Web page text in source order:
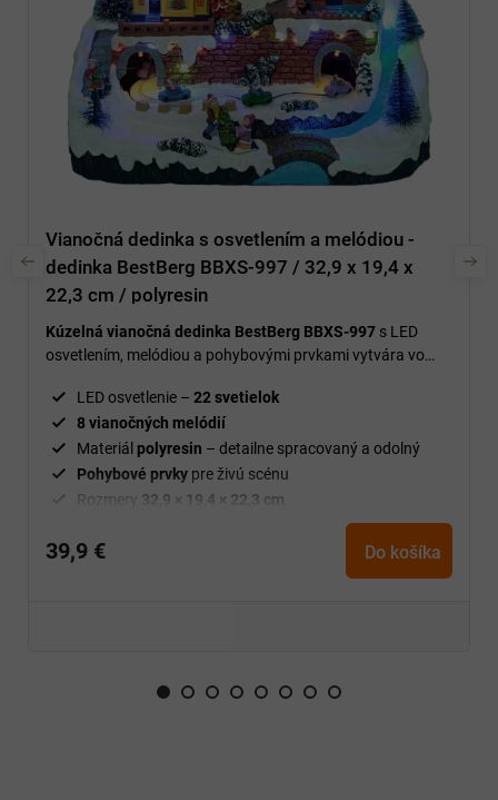
Vianočná dedinka s osvetlením a melódiou -
dedinka BestBerg BBXS-997 / 32,9 x 19,4 x
22,3 cm / polyresin
Kúzelná vianočná dedinka BestBerg BBXS-997 s LED
osvetlením, melódiou a pohybovými prvkami vytvára vo
LED osvetlenie – 22 svetielok
8 vianočných melódií
Materiál polyresin – detailne spracovaný a odolný
Pohybové prvky pre živú scénu
Rozmery 32,9 × 19,4 × 22,3 cm
Dekorácia
vhodná na stôl, komodu alebo poličku
39,9 € Do košíka